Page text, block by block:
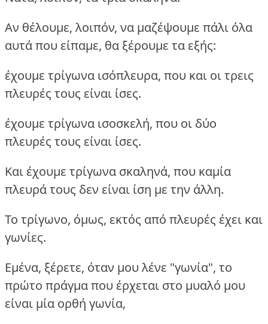
Αν θέλουμε, λοιπόν, να μαζέψουμε πάλι όλα
αυτά που είπαμε, θα ξέρουμε τα εξής:
έχουμε τρίγωνα ισόπλευρα, που και οι τρεις
πλευρές τους είναι ίσες.
έχουμε τρίγωνα ισοσκελή, που οι δύο
πλευρές τους είναι ίσες.
Και έχουμε τρίγωνα σκαληνά, που καμία
πλευρά τους δεν είναι ίση με την άλλη.
Το τρίγωνο, όμως, εκτός από πλευρές έχει και
γωνίες.
Εμένα, ξέρετε, όταν μου λένε "γωνία", το
πρώτο πράγμα που έρχεται στο μυαλό μου
είναι μία ορθή γωνία,